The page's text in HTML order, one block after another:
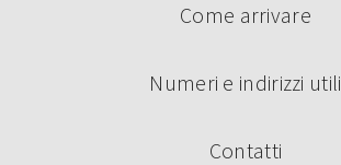
Come arrivare
Numeri e indirizzi utili
Contatti